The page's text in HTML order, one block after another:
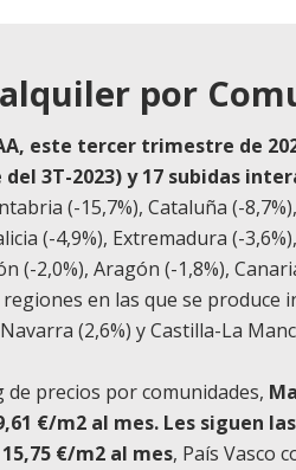
por
este tercer trimestre de
3T-2023) y 17 subidas
(-15,7%), Cataluña (-
(-4,9%), Extremadura (-
(-2,0%), Aragón (-1,8%),
en las que se
(2,6%) y Castilla-La
precios por comunidades,
€/m2 al mes. Les siguen
€/m2 al mes, País Vasco